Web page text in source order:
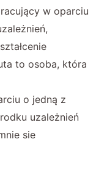
w oparciu
to osoba, która
o jedną z
uzależnień
sie